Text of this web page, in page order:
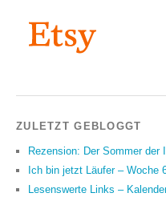
ZULETZT GEBLOGGT
Rezension: Der Sommer
Ich bin jetzt Läufer – Woche
Lesenswerte Links –